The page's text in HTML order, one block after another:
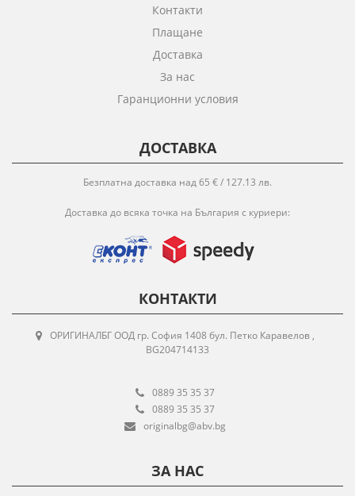
Контакти
Плащане
Доставка
За нас
Гаранционни условия
ДОСТАВКА
Безплатна доставка над 65 € / 127.13 лв.
Доставка до всяка точка на България с куриери:
КОНТАКТИ
ОРИГИНАЛБГ ООД гр. София 1408 бул. Петко Каравелов ,
BG204714133
0889 35 35 37
0889 35 35 37
originalbg@abv.bg
ЗА НАС